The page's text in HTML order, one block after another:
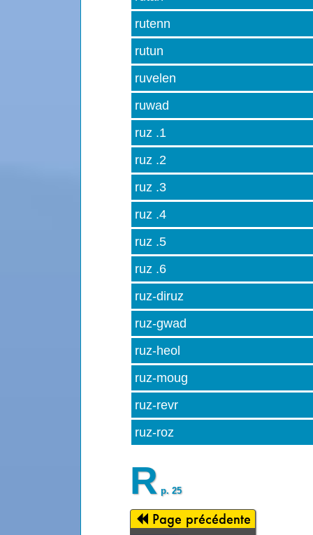
rutenn
rutun
ruvelen
ruwad
ruz .1
ruz .2
ruz .3
ruz .4
ruz .5
ruz .6
ruz-diruz
ruz-gwad
ruz-heol
ruz-moug
ruz-revr
ruz-roz
R p. 25
Page précédente